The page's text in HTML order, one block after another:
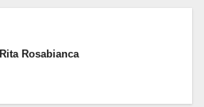
Rita Rosabianca